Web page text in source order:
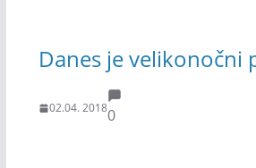
Danes je velikonočni
02.04. 20180